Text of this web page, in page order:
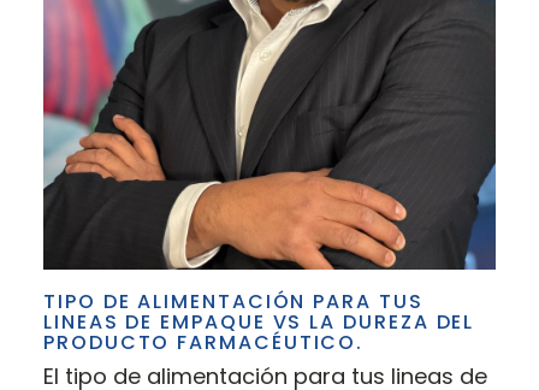
TIPO DE ALIMENTACIÓN PARA TUS
LINEAS DE EMPAQUE VS LA DUREZA DEL
PRODUCTO FARMACÉUTICO.
El tipo de alimentación para tus lineas de